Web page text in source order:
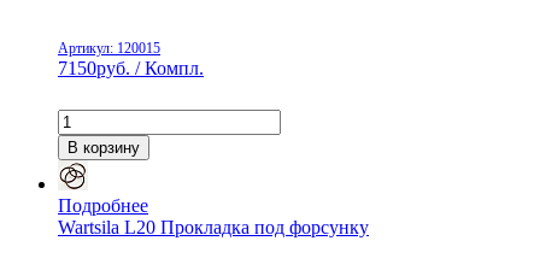
Артикул: 120015
7150руб. / Компл.
В корзину
Подробнее
Wartsila L20 Прокладка под форсунку